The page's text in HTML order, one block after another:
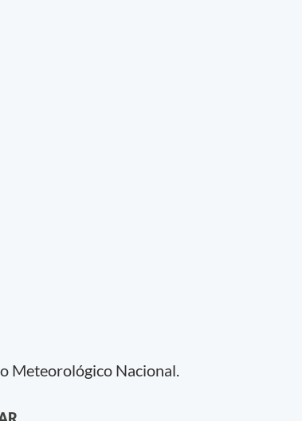
Meteorológico Nacional.